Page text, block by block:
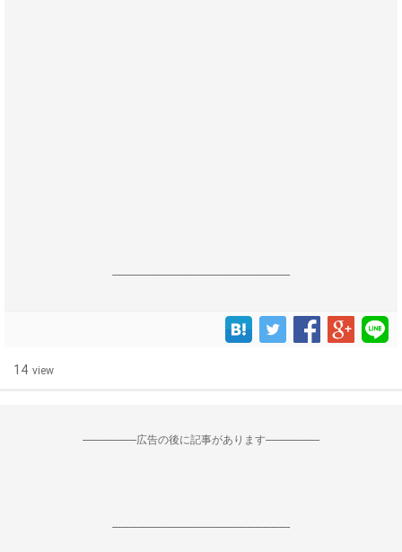
------------------------------------------------------------------
14 view
--------------------広告の後に記事があります--------------------
------------------------------------------------------------------